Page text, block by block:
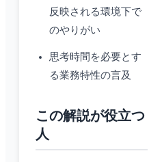
反映される環境下で
のやりがい
思考時間を必要とす
る業務特性の言及
この解説が役立つ
人